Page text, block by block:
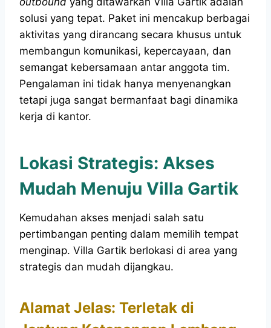
solusi yang tepat. Paket ini mencakup berbagai
aktivitas yang dirancang secara khusus untuk
membangun komunikasi, kepercayaan, dan
semangat kebersamaan antar anggota tim.
Pengalaman ini tidak hanya menyenangkan
tetapi juga sangat bermanfaat bagi dinamika
kerja di kantor.
Lokasi Strategis: Akses
Mudah Menuju Villa Gartik
Kemudahan akses menjadi salah satu
pertimbangan penting dalam memilih tempat
menginap. Villa Gartik berlokasi di area yang
strategis dan mudah dijangkau.
Alamat Jelas: Terletak di